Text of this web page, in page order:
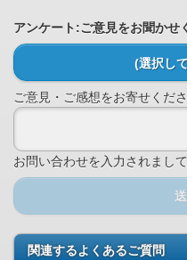
アンケート:ご意見をお聞かせ
(選択し
ご意見・ご感想をお寄せくだ
お問い合わせを入力されまし
関連するよくあるご質問